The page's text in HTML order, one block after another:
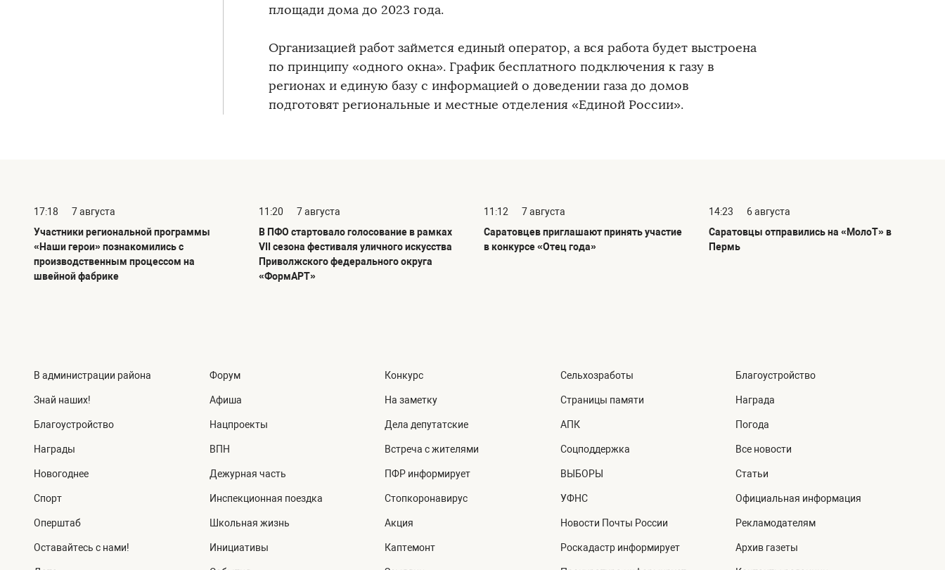
площади дома до 2023 года.
Организацией работ займется единый оператор, а вся работа будет выстроена
по принципу «одного окна». График бесплатного подключения к газу в
регионах и единую базу с информацией о доведении газа до домов
подготовят региональные и местные отделения «Единой России».
17:18
7 августа
Участники региональной программы
«Наши герои» познакомились с
производственным процессом на
швейной фабрике
11:20
7 августа
В ПФО стартовало голосование в рамках
VII сезона фестиваля уличного искусства
Приволжского федерального округа
«ФормАРТ»
11:12
7 августа
Саратовцев приглашают принять участие
в конкурсе «Отец года»
14:23
6 августа
Саратовцы отправились на «МолоТ» в
Пермь
В администрации района
Знай наших!
Благоустройство
Награды
Новогоднее
Спорт
Оперштаб
Оставайтесь с нами!
Форум
Афиша
Нацпроекты
ВПН
Дежурная часть
Инспекционная поездка
Школьная жизнь
Инициативы
Конкурс
На заметку
Дела депутатские
Встреча с жителями
ПФР информирует
Стопкоронавирус
Акция
Каптемонт
Сельхозработы
Страницы памяти
АПК
Соцподдержка
ВЫБОРЫ
УФНС
Новости Почты России
Роскадастр информирует
Благоустройство
Награда
Погода
Все новости
Статьи
Официальная информация
Рекламодателям
Архив газеты